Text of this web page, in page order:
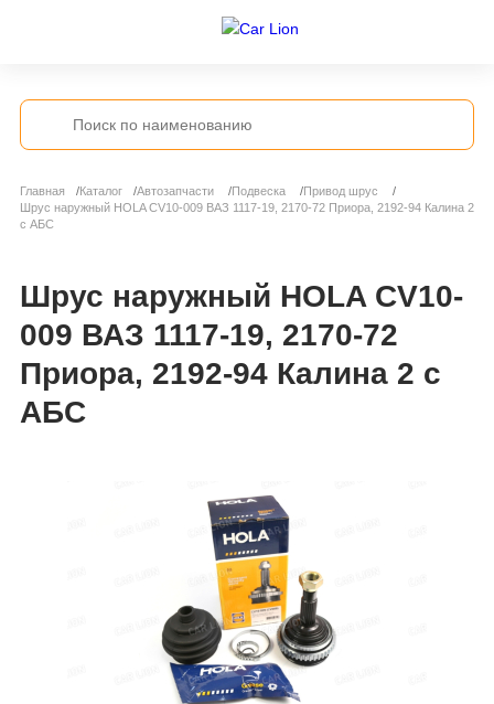
Главная Каталог Автозапчасти Подвеска
Привод шрус
Шрус наружный HOLA CV10-009 ВАЗ 1117-19, 2170-72 Приора, 2192-94 Калина 2
с АБС
Шрус наружный HOLA CV10-
009 ВАЗ 1117-19, 2170-72
Приора, 2192-94 Калина 2 с
АБС